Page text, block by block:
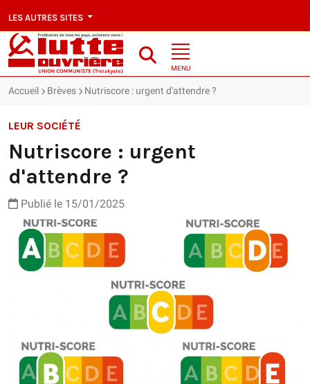
LES AUTRES SITES
MENU
Accueil Brèves Nutriscore : urgent d'attendre ?
LEUR SOCIÉTÉ
Nutriscore : urgent
d'attendre ?
Publié le 15/01/2025